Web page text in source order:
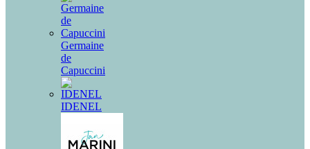
Germaine
de
Capuccini
IDENEL